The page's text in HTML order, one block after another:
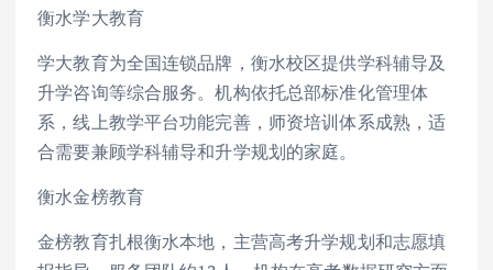
衡水学大教育
学大教育为全国连锁品牌，衡水校区提供学科辅导及
升学咨询等综合服务。机构依托总部标准化管理体
系，线上教学平台功能完善，师资培训体系成熟，适
合需要兼顾学科辅导和升学规划的家庭。
衡水金榜教育
金榜教育扎根衡水本地，主营高考升学规划和志愿填